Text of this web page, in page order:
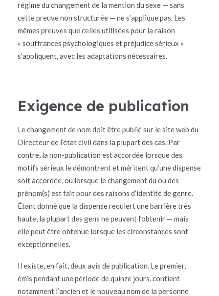
régime du changement de la mention du sexe — sans
cette preuve non structurée — ne s’applique pas. Les
mêmes preuves que celles utilisées pour la raison
« souffrances psychologiques et préjudice sérieux »
s’appliquent, avec les adaptations nécessaires.
Exigence de publication
Le changement de nom doit être publié sur le site web du
Directeur de l’état civil dans la plupart des cas. Par
contre, la non-publication est accordée lorsque des
motifs sérieux le démontrent et méritent qu’une dispense
soit accordée, ou lorsque le changement du ou des
prénom(s) est fait pour des raisons d’identité de genre.
Étant donné que la dispense requiert une barrière très
haute, la plupart des gens ne peuvent l’obtenir — mais
elle peut être obtenue lorsque les circonstances sont
exceptionnelles.
Il existe, en fait, deux avis de publication. Le premier,
émis pendant une période de quinze jours, contient
notamment l’ancien et le nouveau nom de la personne